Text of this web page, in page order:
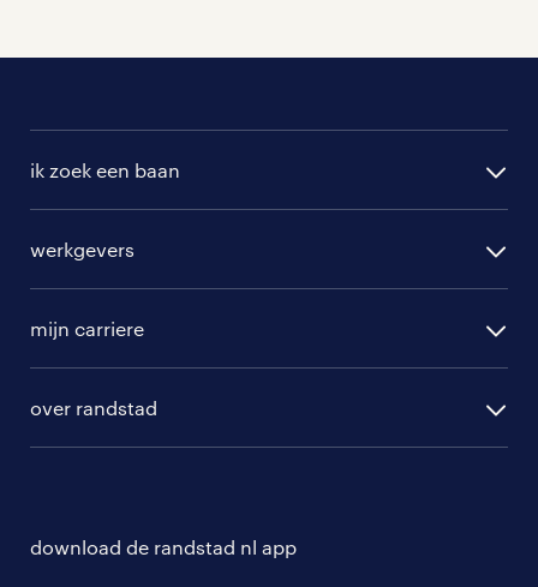
ik zoek een baan
randstad professional
randstad digital
werkgevers
hr-diensten
branches
tarieven
mijn carriere
solliciteren
over randstad
download de randstad nl app